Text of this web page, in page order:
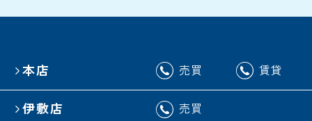
本店 売買 賃貸
伊敷店 売買